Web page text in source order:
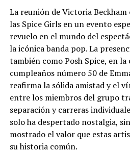
La reunión de Victoria
las Spice Girls en un evento
revuelo en el mundo del
la icónica banda pop. La
también como Posh Spice, en
cumpleaños número 50 de
reafirma la sólida amistad y el
entre los miembros del grupo
separación y carreras
solo ha despertado nostalgia,
mostrado el valor que estas
su historia común.